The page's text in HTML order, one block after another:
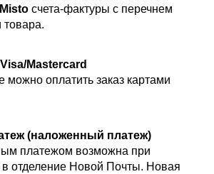
счета-фактуры с перечнем
товара.
Mastercard
можно оплатить заказ картами
(наложенный платеж)
платежом возможна при
в отделение Новой Почты. Новая